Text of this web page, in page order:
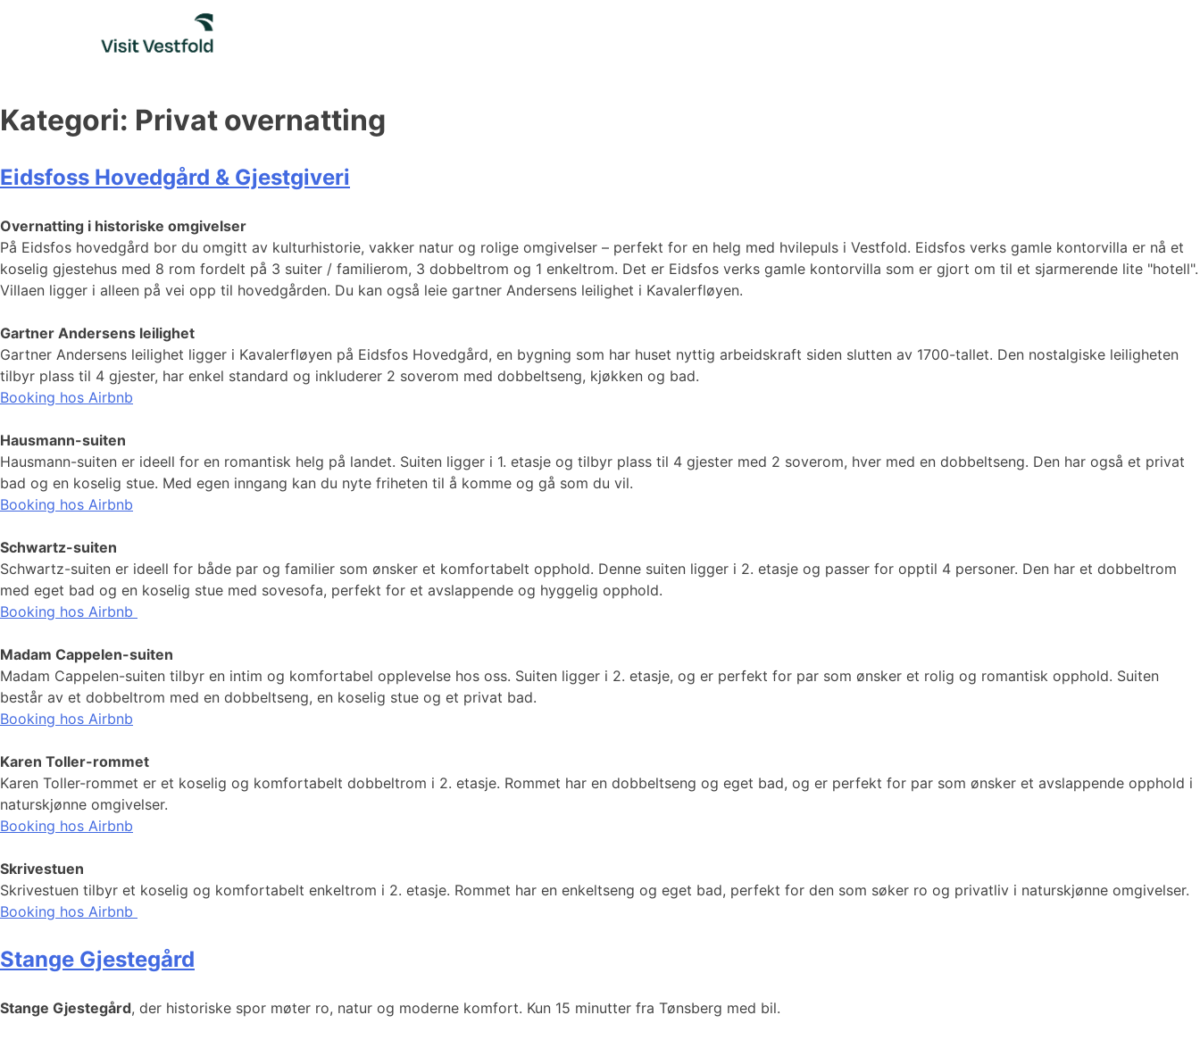
Kategori: Privat overnatting
Eidsfoss Hovedgård & Gjestgiveri
Overnatting i historiske omgivelser
På Eidsfos hovedgård bor du omgitt av kulturhistorie, vakker natur og rolige omgivelser – perfekt for en helg med hvilepuls i Vestfold. Eidsfos verks gamle kontorvilla er nå et
koselig gjestehus med 8 rom fordelt på 3 suiter / familierom, 3 dobbeltrom og 1 enkeltrom. Det er Eidsfos verks gamle kontorvilla som er gjort om til et sjarmerende lite "hotell".
Villaen ligger i alleen på vei opp til hovedgården. Du kan også leie gartner Andersens leilighet i Kavalerfløyen.
Gartner Andersens leilighet
Gartner Andersens leilighet ligger i Kavalerfløyen på Eidsfos Hovedgård, en bygning som har huset nyttig arbeidskraft siden slutten av 1700-tallet. Den nostalgiske leiligheten
tilbyr plass til 4 gjester, har enkel standard og inkluderer 2 soverom med dobbeltseng, kjøkken og bad.
Booking hos Airbnb
Hausmann-suiten
Hausmann-suiten er ideell for en romantisk helg på landet. Suiten ligger i 1. etasje og tilbyr plass til 4 gjester med 2 soverom, hver med en dobbeltseng. Den har også et privat
bad og en koselig stue. Med egen inngang kan du nyte friheten til å komme og gå som du vil.
Booking hos Airbnb
Schwartz-suiten
Schwartz-suiten er ideell for både par og familier som ønsker et komfortabelt opphold. Denne suiten ligger i 2. etasje og passer for opptil 4 personer. Den har et dobbeltrom
med eget bad og en koselig stue med sovesofa, perfekt for et avslappende og hyggelig opphold.
Booking hos Airbnb
Madam Cappelen-suiten
Madam Cappelen-suiten tilbyr en intim og komfortabel opplevelse hos oss. Suiten ligger i 2. etasje, og er perfekt for par som ønsker et rolig og romantisk opphold. Suiten
består av et dobbeltrom med en dobbeltseng, en koselig stue og et privat bad.
Booking hos Airbnb
Karen Toller-rommet
Karen Toller-rommet er et koselig og komfortabelt dobbeltrom i 2. etasje. Rommet har en dobbeltseng og eget bad, og er perfekt for par som ønsker et avslappende opphold i
naturskjønne omgivelser.
Booking hos Airbnb
Skrivestuen
Skrivestuen tilbyr et koselig og komfortabelt enkeltrom i 2. etasje. Rommet har en enkeltseng og eget bad, perfekt for den som søker ro og privatliv i naturskjønne omgivelser.
Booking hos Airbnb
Stange Gjestegård
Stange Gjestegård, der historiske spor møter ro, natur og moderne komfort. Kun 15 minutter fra Tønsberg med bil.